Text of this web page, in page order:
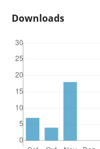
Downloads